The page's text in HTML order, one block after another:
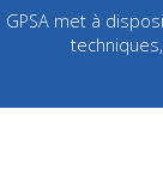
GPSA met à